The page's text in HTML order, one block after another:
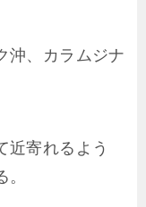
沖、カラムジナ
寄れるよう